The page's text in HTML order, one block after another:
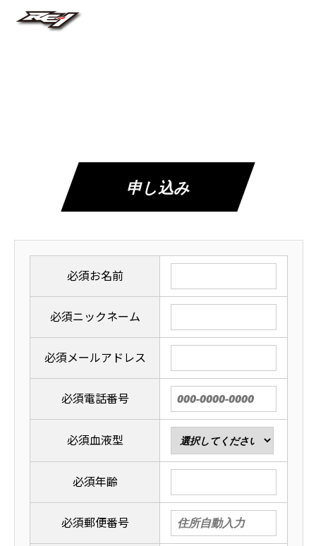
申し込み
必須お名前
必須ニックネーム
必須メールアドレス
必須電話番号
必須血液型
必須年齢
必須郵便番号